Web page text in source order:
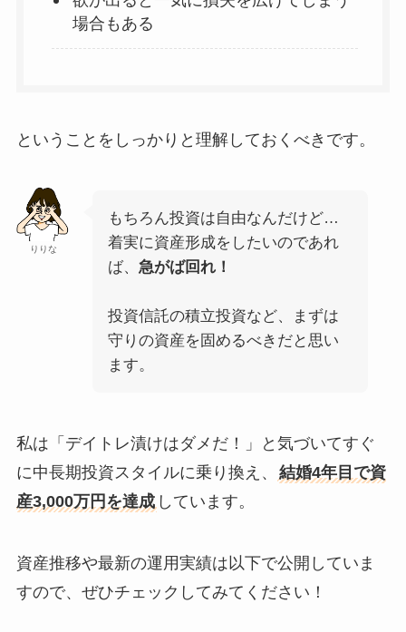
場合もある
ということをしっかりと理解しておくべきです。
りりな
もちろん投資は自由なんだけど…
着実に資産形成をしたいのであれ
ば、 急がば回れ！
投資信託の積立投資など、まずは
守りの資産を固めるべきだと思い
ます。
私は「デイトレ漬けはダメだ！」と気づいてすぐ
に中長期投資スタイルに乗り換え、
結婚4年目で資
産3,000万円を達成 しています。
資産推移や最新の運用実績は以下で公開していま
すので、ぜひチェックしてみてください！